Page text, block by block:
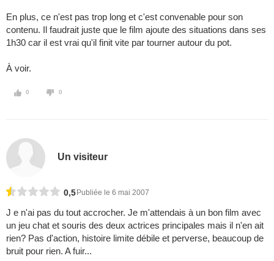
En plus, ce n'est pas trop long et c'est convenable pour son
contenu. Il faudrait juste que le film ajoute des situations dans ses
1h30 car il est vrai qu'il finit vite par tourner autour du pot.
À voir.
0 0
Un visiteur
0,5 Publiée le 6 mai 2007
J e n'ai pas du tout accrocher. Je m'attendais à un bon film avec
un jeu chat et souris des deux actrices principales mais il n'en ait
rien? Pas d'action, histoire limite débile et perverse, beaucoup de
bruit pour rien. A fuir...